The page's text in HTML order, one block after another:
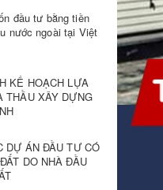
đầu tư bằng tiền
nước ngoài tại Việt
KẾ HOẠCH LỰA
THẦU XÂY DỰNG
DỰ ÁN ĐẦU TƯ CÓ
DO NHÀ ĐẦU